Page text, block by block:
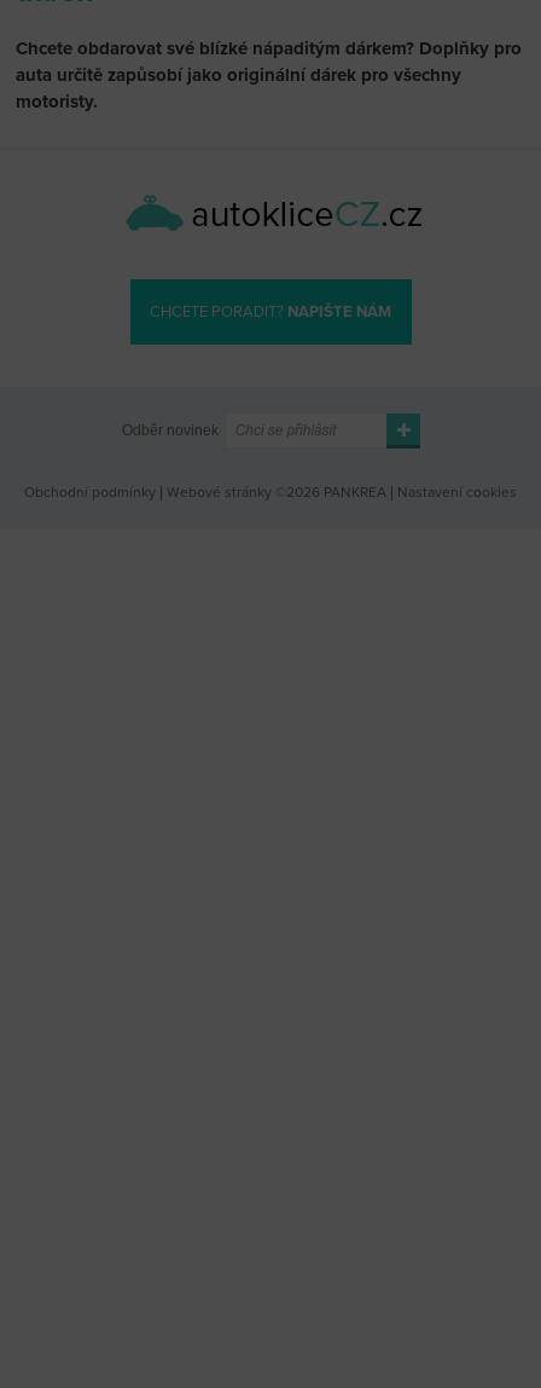
Chcete obdarovat své blízké nápaditým dárkem? Doplňky pro
auta určitě zapůsobí jako originální dárek pro všechny
motoristy.
CHCETE PORADIT? NAPIŠTE NÁM
Odběr novinek
Obchodní podmínky | Webové stránky ©2026 PANKREA | Nastavení cookies